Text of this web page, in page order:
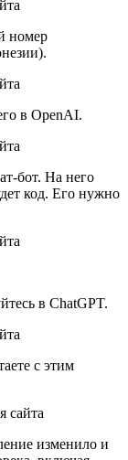
номер
в OpenAI.
бот. На него
код. Его нужно
в ChatGPT.
с этим
сайта
изменило и